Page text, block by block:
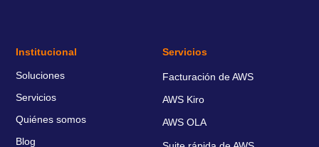
Institucional
Soluciones
Servicios
Quiénes somos
Blog
Servicios
Facturación de AWS
AWS Kiro
AWS OLA